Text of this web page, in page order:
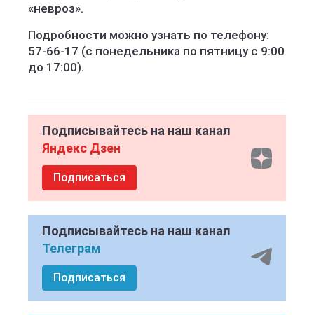
«невроз».
Подробности можно узнать по телефону:
57-66-17 (с понедельника по пятницу с 9:00
до 17:00).
Подписывайтесь на наш канал
Яндекс Дзен
Подписаться
Подписывайтесь на наш канал
Телеграм
Подписаться